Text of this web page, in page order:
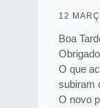
12
Boa
O que
subiram
O novo